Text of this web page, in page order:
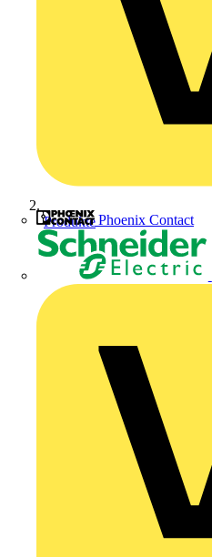
Phoenix Contact
Produkte